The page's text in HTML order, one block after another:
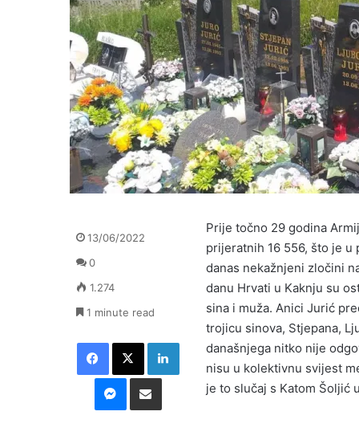
Prije točno 29 godina
prijeratnih 16 556, što je u
danas nekažnjeni zločini
danu Hrvati u Kaknju su
sina i muža. Anici Jurić
trojicu sinova, Stjepana,
današnjega nitko nije
nisu u kolektivnu svijest
je to slučaj s Katom Šoljić
13/06/2022
0
1.274
1 minute read
Facebook
X LinkedIn
Messenger
Podijeli putem E-maila